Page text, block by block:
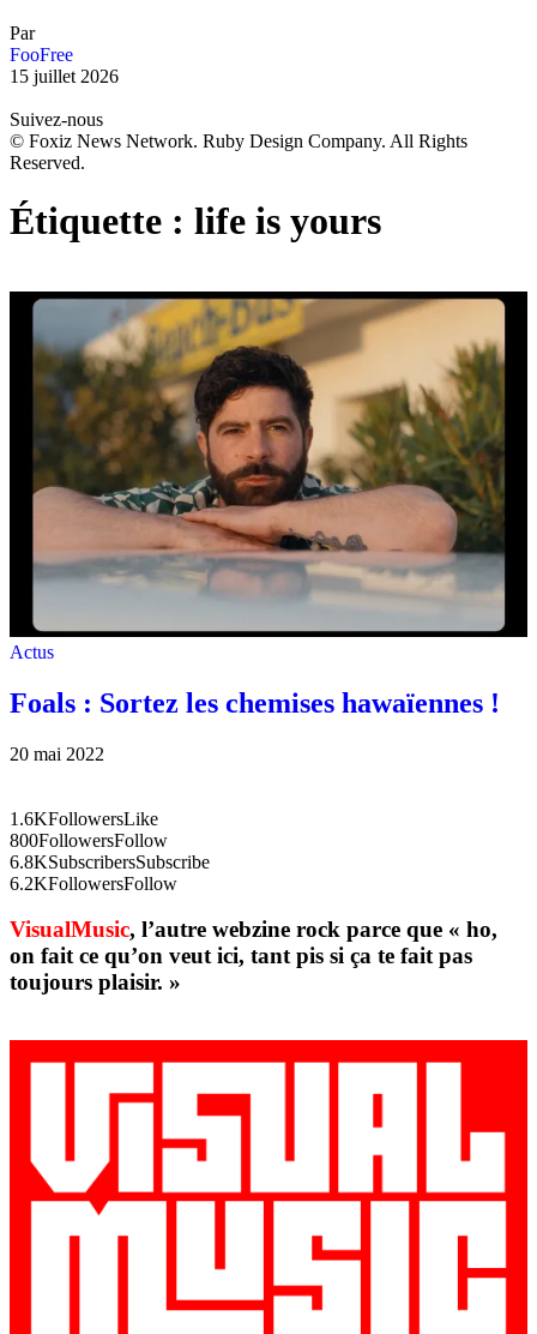
Par
FooFree
15 juillet 2026
Suivez-nous
© Foxiz News Network. Ruby Design Company. All Rights
Reserved.
Étiquette : life is yours
Actus
Foals : Sortez les chemises hawaïennes !
20 mai 2022
1.6KFollowersLike
800FollowersFollow
6.8KSubscribersSubscribe
6.2KFollowersFollow
VisualMusic, l’autre webzine rock parce que « ho,
on fait ce qu’on veut ici, tant pis si ça te fait pas
toujours plaisir. »